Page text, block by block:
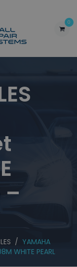
0
–
/ YAMAHA
WHITE PEARL